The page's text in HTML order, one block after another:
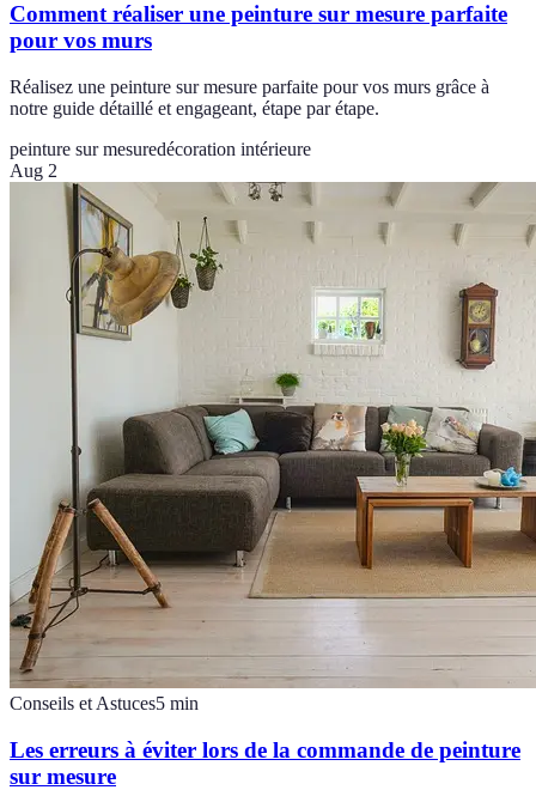
Comment réaliser une peinture sur mesure parfaite
pour vos murs
Réalisez une peinture sur mesure parfaite pour vos murs grâce à
notre guide détaillé et engageant, étape par étape.
peinture sur mesuredécoration intérieure
Aug 2
Conseils et Astuces5 min
Les erreurs à éviter lors de la commande de peinture
sur mesure